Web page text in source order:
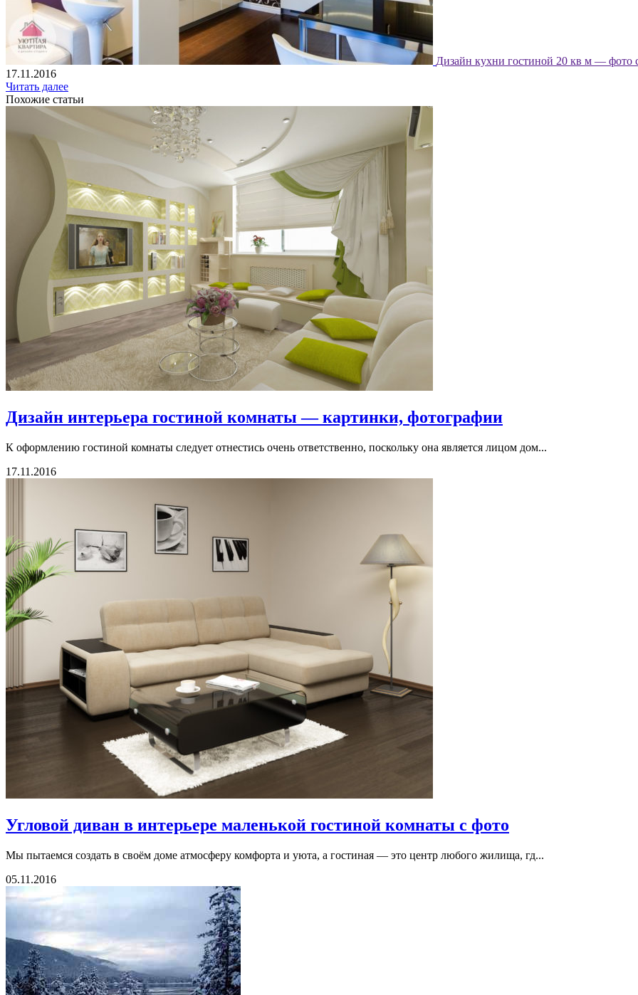
Дизайн кухни гостиной 20 кв м — фото
17.11.2016
Читать далее
Похожие статьи
Дизайн интерьера гостиной комнаты — картинки, фотографии
К оформлению гостиной комнаты следует отнестись очень ответственно, поскольку она является лицом дом...
17.11.2016
Угловой диван в интерьере маленькой гостиной комнаты с фото
Мы пытаемся создать в своём доме атмосферу комфорта и уюта, а гостиная — это центр любого жилища, гд...
05.11.2016